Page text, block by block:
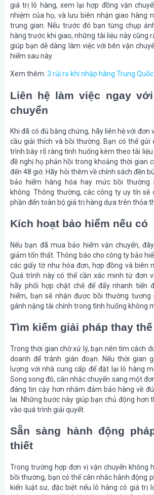
giá trị lô hàng, xem lại hợp đồng vận
nhiệm của họ, và lưu biên nhận giao hàng
trung gian. Nếu trước đó bạn từng chụp
hàng trước khi giao, những tài liệu này cũng
giúp bạn dễ dàng làm việc với bên vận
hiểm sau này.
Xem thêm: 3 rủi ro khi nhập hàng Trung Quốc
Liên hệ làm việc ngay
chuyển
Khi đã có đủ bằng chứng, hãy liên hệ với đơn
cầu giải thích và bồi thường. Bạn có thể gửi
trình bày rõ ràng tình huống kèm theo tài
đề nghị họ phản hồi trong khoảng thời gian
đến 48 giờ. Hãy hỏi thêm về chính sách đền
bảo hiểm hàng hóa hay mức bồi thường
không. Thông thường, các công ty uy tín
phần đến toàn bộ giá trị hàng dựa trên thỏa
Kích hoạt bảo hiểm nếu có
Nếu bạn đã mua bảo hiểm vận chuyển,
giảm tổn thất. Thông báo cho công ty bảo
các giấy tờ như hóa đơn, hợp đồng và biên
Quá trình này có thể cần xác minh từ đơn
hãy phối hợp chặt chẽ để đẩy nhanh tiến
hiểm, bạn sẽ nhận được bồi thường
gánh nặng tài chính trong tình huống không
Tìm kiếm giải pháp thay thế
Trong thời gian chờ xử lý, bạn nên tìm cách
doanh để tránh gián đoạn. Nếu thời gian
lượng với nhà cung cấp để đặt lại lô hàng
Song song đó, cân nhắc chuyển sang một
đáng tin cậy hơn nhằm đảm bảo hàng về
lai. Những bước này giúp bạn chủ động hơn
vào quá trình giải quyết.
Sẵn sàng hành động
thiết
Trong trường hợp đơn vị vận chuyển không
bồi thường, bạn có thể cân nhắc hành động
kiến luật sư, đặc biệt nếu lô hàng có giá trị